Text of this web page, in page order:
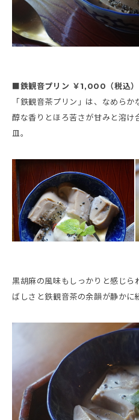
■鉄観音プリン ￥1,000（税込）
「鉄観音茶プリン」は、なめら
醇な香りとほろ苦さが甘みと溶け
皿。
黒胡麻の風味もしっかりと感じら
ばしさと鉄観音茶の余韻が静かに